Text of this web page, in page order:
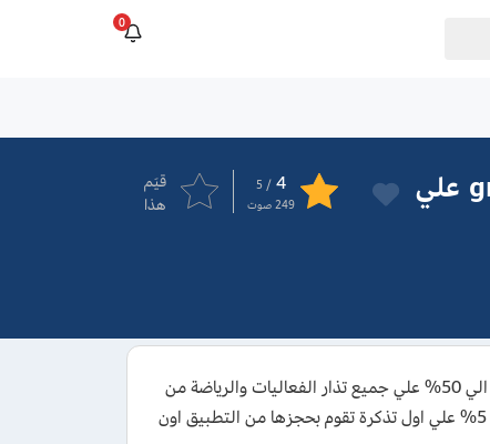
0
كود خصم غرينتا هب 2026 اقوي كوبون grintahub علي
4
/ 5
249 صوت
قيَم
هذا
كود خصم غرينتا هب 2026 يمكنك من الحصول علي تخفيض يبدأ من 10% ويصل الي 50% علي جميع تذار الفعاليات والرياضة من
تطبيق grintahub، استخدم كوبون خصم غرينتا هب واستمتع بخصم ترحيبي بقيمة 5% علي اول تذكرة تقوم بحجزها من التطبيق اون